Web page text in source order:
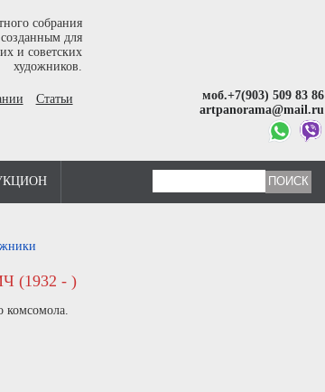
собрания
для
и советских
художников.
Статьи
моб.+7(903) 509 83 86
artpanorama@mail.ru
(1932 - )
комсомола.